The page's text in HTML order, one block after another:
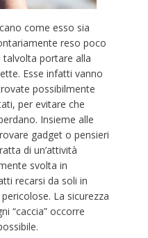
come esso sia
reso poco
portare alla
Esse infatti vanno
possibilmente
per evitare che
Insieme alle
gadget o pensieri
di un’attività
svolta in
recarsi da soli in
La sicurezza
“caccia” occorre